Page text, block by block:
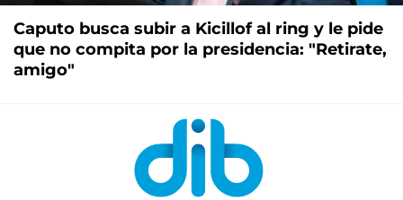
Caputo busca subir a Kicillof al ring y le pide
que no compita por la presidencia: "Retirate,
amigo"